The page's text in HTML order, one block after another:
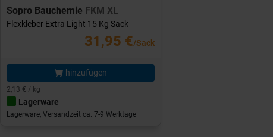
Sopro Bauchemie FKM XL
Flexkleber Extra Light 15 Kg Sack
31,95 €/Sack
hinzufügen
2,13 € / kg
Lagerware
Lagerware, Versandzeit ca. 7-9 Werktage